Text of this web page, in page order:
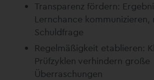
Transparenz fördern:
Lernchance kommunizieren,
Schuldfrage
Regelmäßigkeit etablieren:
Prüfzyklen verhindern große
Überraschungen